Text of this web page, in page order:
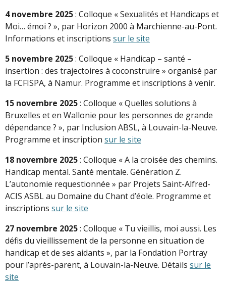
4 novembre 2025: Colloque « Sexualités et Handicaps et
Moi… émoi ? », par Horizon 2000 à Marchienne-au-Pont.
Informations et inscriptions sur le site
5 novembre 2025: Colloque « Handicap – santé –
insertion : des trajectoires à coconstruire » organisé par
la FCFISPA, à Namur. Programme et inscriptions à venir.
15 novembre 2025: Colloque « Quelles solutions à
Bruxelles et en Wallonie pour les personnes de grande
dépendance ? », par Inclusion ABSL, à Louvain-la-Neuve.
Programme et inscription sur le site
18 novembre 2025: Colloque « A la croisée des chemins.
Handicap mental. Santé mentale. Génération Z.
L’autonomie requestionnée » par Projets Saint-Alfred-
ACIS ASBL au Domaine du Chant d’éole. Programme et
inscriptions sur le site
27 novembre 2025: Colloque « Tu vieillis, moi aussi. Les
défis du vieillissement de la personne en situation de
handicap et de ses aidants », par la Fondation Portray
pour l’après-parent, à Louvain-la-Neuve. Détails sur le
site